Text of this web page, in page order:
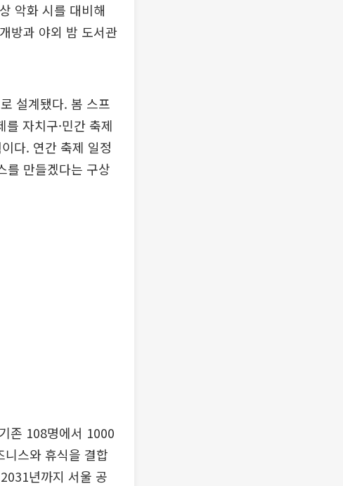
악화 시를 대비해
방과 야외 밤 도서관
설계됐다. 봄 스프
를 자치구·민간 축제
다. 연간 축제 일정
를 만들겠다는 구상
존 108명에서 1000
스와 휴식을 결합
년까지 서울 공